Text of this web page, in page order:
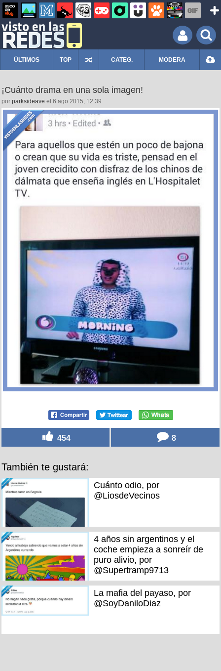
ÚLTIMOS TOP CATEG. MODERA
¡Cuánto drama en una sola imagen!
por parksideave el 6 ago 2015, 12:39
454 8
También te gustará:
Cuánto odio, por
@LiosdeVecinos
4 años sin argentinos y el
coche empieza a sonreír de
puro alivio, por
@Supertramp9713
La mafia del payaso, por
@SoyDaniloDiaz